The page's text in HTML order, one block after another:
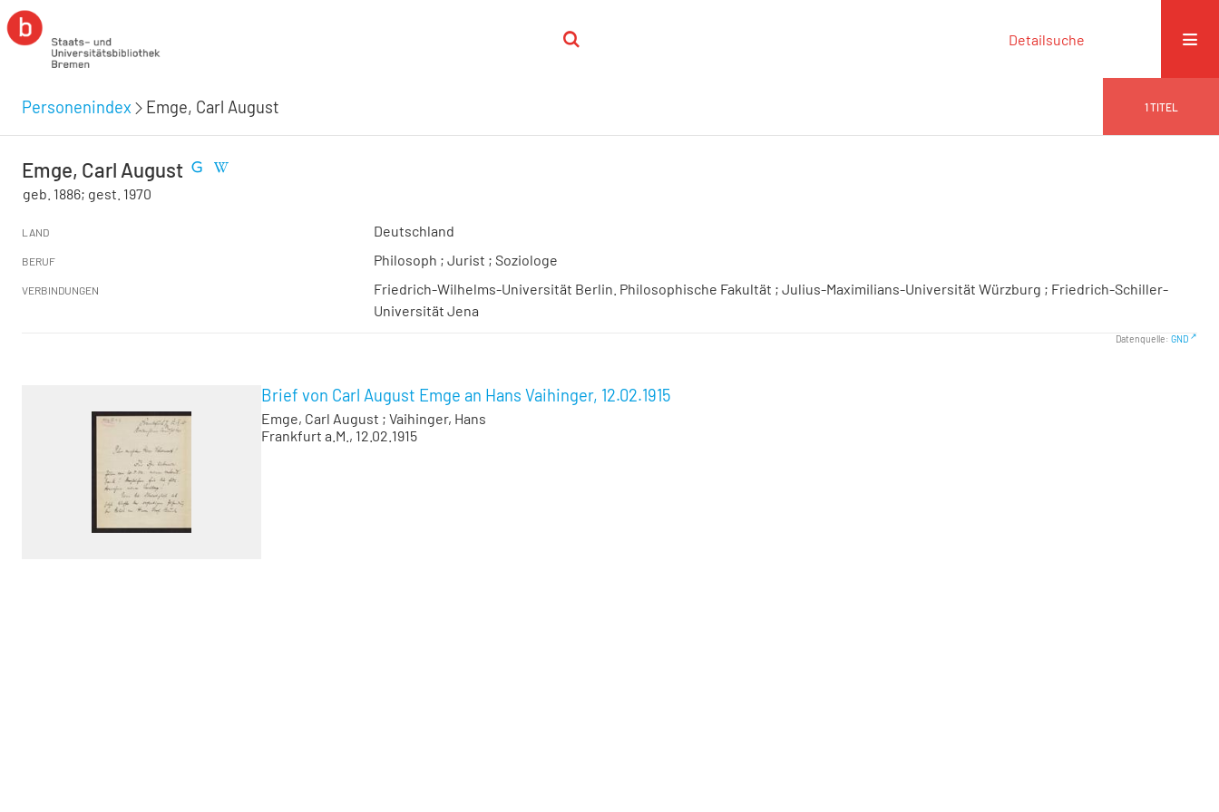
Detailsuche
Personenindex Emge, Carl August 1TITEL
Emge, Carl August
geb. 1886; gest. 1970
LAND Deutschland
BERUF Philosoph ; Jurist ; Soziologe
VERBINDUNGEN
Friedrich-Wilhelms-Universität Berlin. Philosophische Fakultät ; Julius-Maximilians-Universität Würzburg ; Friedrich-Schiller-
Universität Jena
Datenquelle: GND
Brief von Carl August Emge an Hans Vaihinger, 12.02.1915
Emge, Carl August ; Vaihinger, Hans
Frankfurt a.M., 12.02.1915